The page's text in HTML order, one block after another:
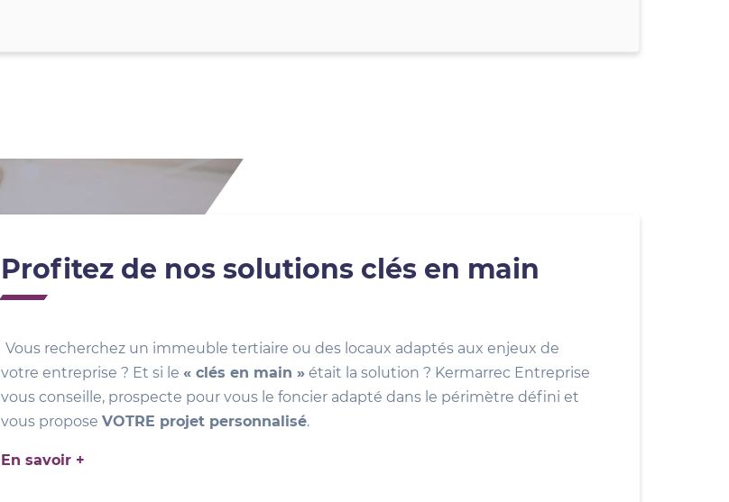
Profitez de nos solutions clés en main
Vous recherchez un immeuble tertiaire ou des locaux adaptés aux enjeux de
votre entreprise ? Et si le « clés en main »était la solution ? Kermarrec Entreprise
vous conseille, prospecte pour vous le foncier adapté dans le périmètre défini et
vous propose VOTRE projet personnalisé.
En savoir +